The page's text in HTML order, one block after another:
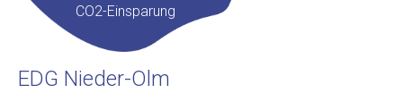
CO2-Einsparung
EDG Nieder-Olm